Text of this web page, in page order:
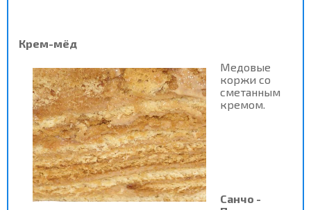
Крем-мёд
Медовые
коржи со
сметанным
кремом.
Санчо -